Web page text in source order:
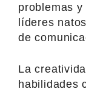
problemas
líderes
de
La
habilidades